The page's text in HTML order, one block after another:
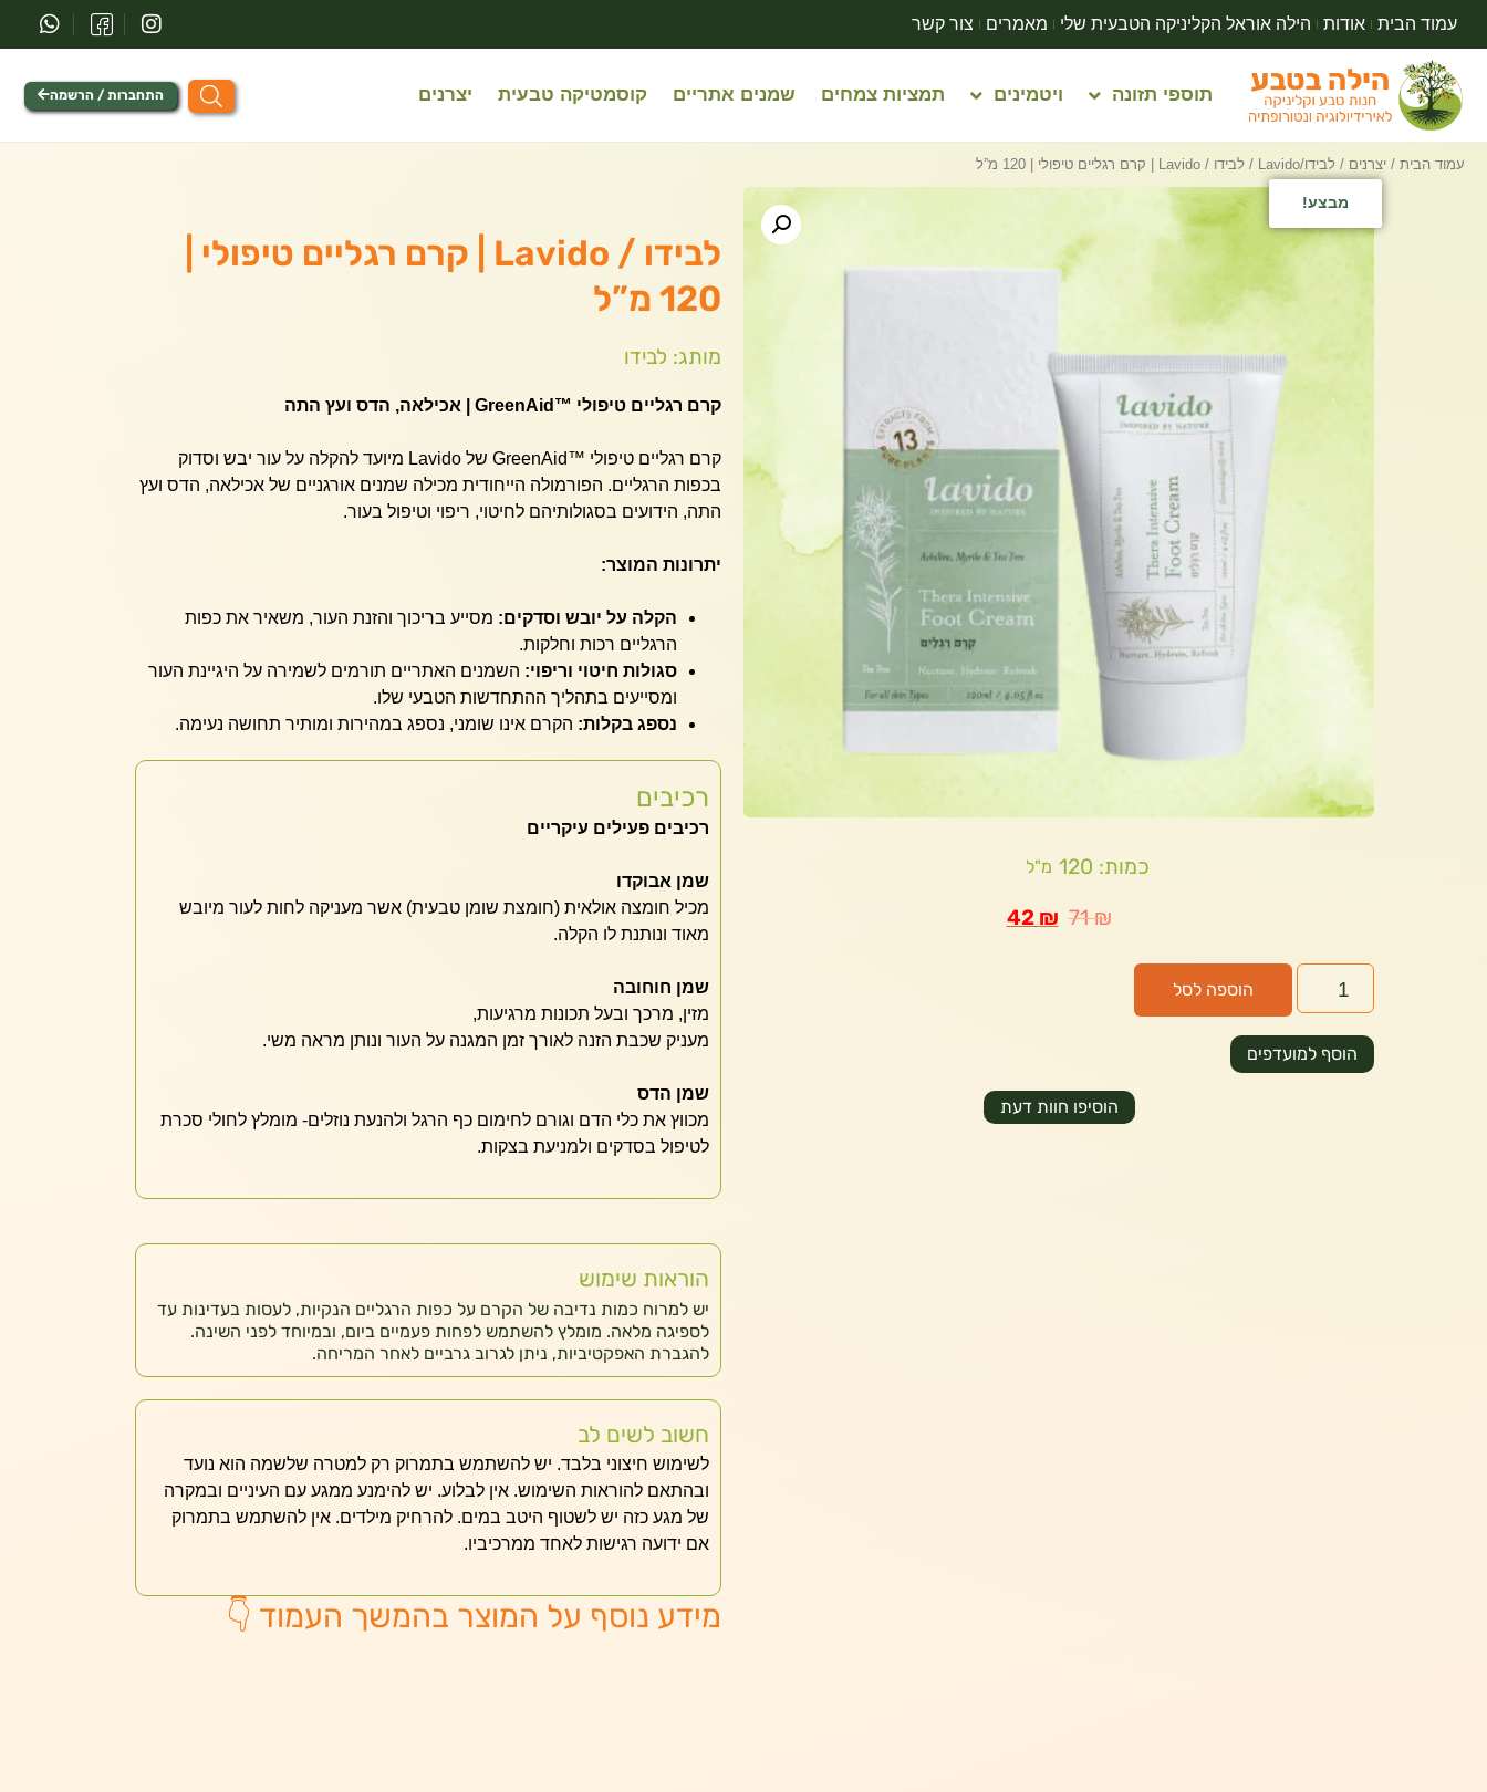
עמוד הבית אודות הילה אוראל הקליניקה הטבעית שלי מאמרים צור קשר
תוספי תזונה ויטמינים תמציות צמחים שמנים אתריים קוסמטיקה טבעית יצרנים התחברות / הרשמה
עמוד הבית / יצרנים / לבידו/Lavido / לבידו / Lavido | קרם רגליים טיפולי | 120 מ”ל
מבצע!
כמות: 120 מ"ל
71₪
42 ₪
הוספה לסל
הוסיפו חוות דעת
הוסף למועדפים
לבידו / Lavido | קרם רגליים טיפולי |
120 מ”ל
מותג: לבידו
קרם רגליים טיפולי ™GreenAid | אכילאה, הדס ועץ התה
קרם רגליים טיפולי ™GreenAid של Lavido מיועד להקלה על עור יבש וסדוק
בכפות הרגליים. הפורמולה הייחודית מכילה שמנים אורגניים של אכילאה, הדס ועץ
התה, הידועים בסגולותיהם לחיטוי, ריפוי וטיפול בעור.
יתרונות המוצר:
הקלה על יובש וסדקים: מסייע בריכוך והזנת העור, משאיר את כפות
הרגליים רכות וחלקות.
סגולות חיטוי וריפוי: השמנים האתריים תורמים לשמירה על היגיינת העור
ומסייעים בתהליך ההתחדשות הטבעי שלו.
נספג בקלות: הקרם אינו שומני, נספג במהירות ומותיר תחושה נעימה.
רכיבים
רכיבים פעילים עיקריים
שמן אבוקדו
מכיל חומצה אולאית (חומצת שומן טבעית) אשר מעניקה לחות לעור מיובש
מאוד ונותנת לו הקלה.
שמן חוחובה
מזין, מרכך ובעל תכונות מרגיעות,
מעניק שכבת הזנה לאורך זמן המגנה על העור ונותן מראה משי.
שמן הדס
מכווץ את כלי הדם וגורם לחימום כף הרגל ולהנעת נוזלים- מומלץ לחולי סכרת
לטיפול בסדקים ולמניעת בצקות.
הוראות שימוש
יש למרוח כמות נדיבה של הקרם על כפות הרגליים הנקיות, לעסות בעדינות עד
לספיגה מלאה. מומלץ להשתמש לפחות פעמיים ביום, ובמיוחד לפני השינה.
להגברת האפקטיביות, ניתן לגרוב גרביים לאחר המריחה.
חשוב לשים לב
לשימוש חיצוני בלבד. יש להשתמש בתמרוק רק למטרה שלשמה הוא נועד
ובהתאם להוראות השימוש. אין לבלוע. יש להימנע ממגע עם העיניים ובמקרה
של מגע כזה יש לשטוף היטב במים. להרחיק מילדים. אין להשתמש בתמרוק
אם ידועה רגישות לאחד ממרכיביו.
מידע נוסף על המוצר בהמשך העמוד 👇